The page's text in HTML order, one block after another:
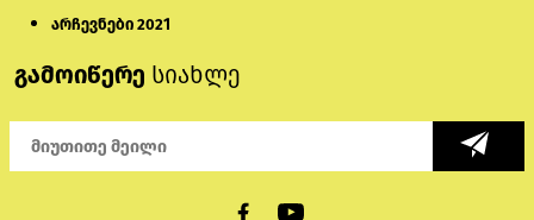
არჩევნები 2021
გამოიწერე სიახლე